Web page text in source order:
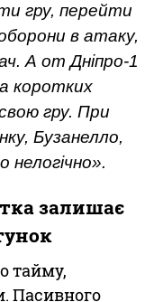
гру, перейти
в атаку,
А от Дніпро-1
коротких
гру. При
Бузанелло,
нелогічно».
залишає
тайму,
Пасивного